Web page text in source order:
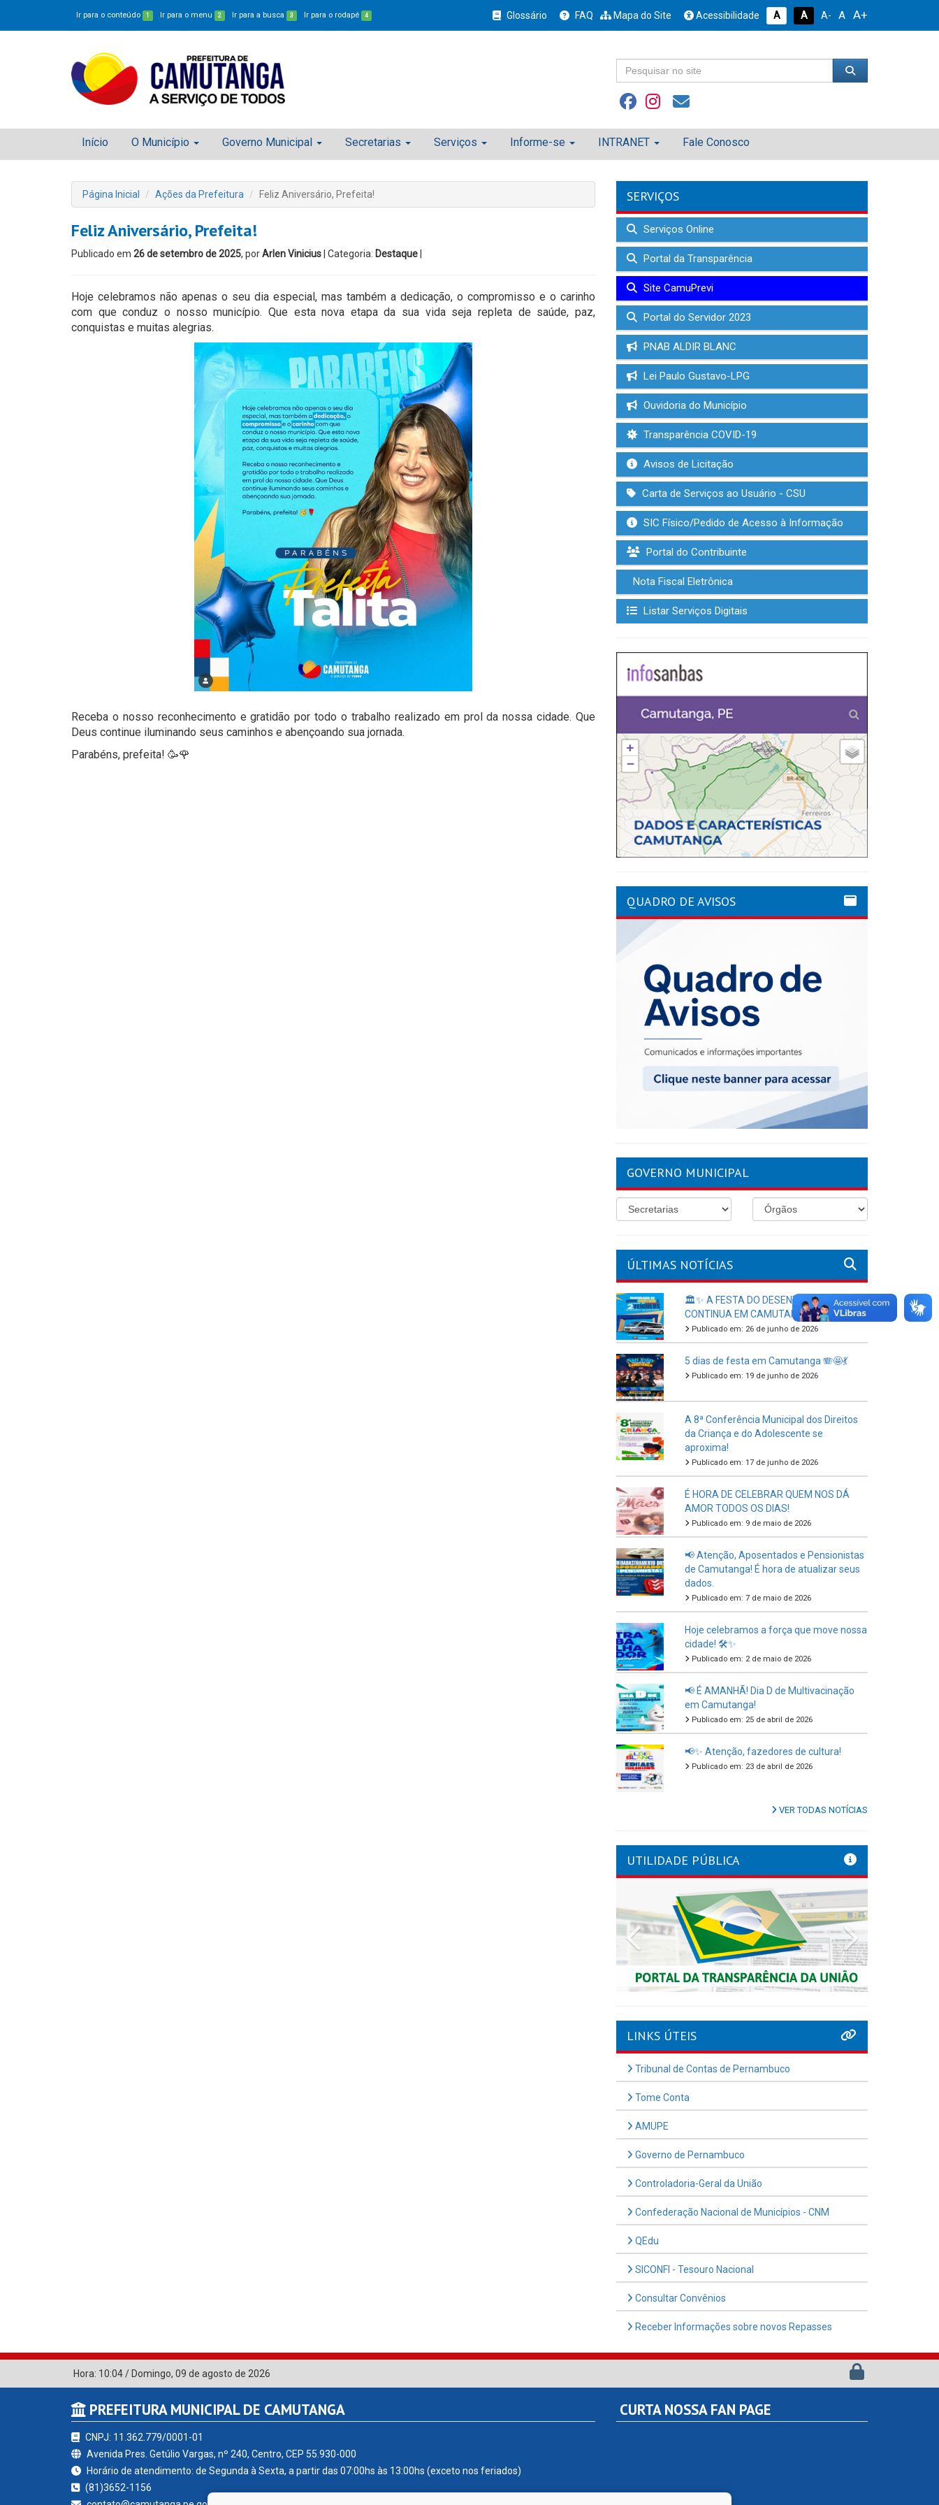
Ir para o conteúdo 1 Ir para o menu 2 Ir para a busca 3 Ir para o rodapé 4 Glossário FAQ Mapa do Site Acessibilidade A A A- A A+
Início O Município Governo Municipal Secretarias Serviços Informe-se INTRANET Fale Conosco
Página Inicial Ações da Prefeitura Feliz Aniversário, Prefeita!
Feliz Aniversário, Prefeita!
Publicado em 26 de setembro de 2025, porArlen Vinicius | Categoria: Destaque
Hoje celebramos não apenas o seu dia especial, mas também a dedicação, o compromisso e o carinho
com que conduz o nosso município. Que esta nova etapa da sua vida seja repleta de saúde, paz,
conquistas e muitas alegrias.
Receba o nosso reconhecimento e gratidão por todo o trabalho realizado em prol da nossa cidade. Que
Deus continue iluminando seus caminhos e abençoando sua jornada.
Parabéns, prefeita! 🥳🌹
SERVIÇOS
Serviços Online
Portal da Transparência
Site CamuPrevi
Portal do Servidor 2023
PNAB ALDIR BLANC
Lei Paulo Gustavo-LPG
Ouvidoria do Município
Transparência COVID-19
Avisos de Licitação
Carta de Serviços ao Usuário - CSU
SIC Físico/Pedido de Acesso à Informação
Portal do Contribuinte
Nota Fiscal Eletrônica
Listar Serviços Digitais
QUADRO DE AVISOS
GOVERNO MUNICIPAL
ÚLTIMAS NOTÍCIAS
🏛️✨ A FESTA DO DESENVOLVIMENTO
CONTINUA EM CAMUTANGA!
Publicado em: 26 de junho de 2026
5 dias de festa em Camutanga 🪗🤩💃
Publicado em: 19 de junho de 2026
A 8ª Conferência Municipal dos Direitos
da Criança e do Adolescente se
aproxima!
Publicado em: 17 de junho de 2026
É HORA DE CELEBRAR QUEM NOS DÁ
AMOR TODOS OS DIAS!
Publicado em: 9 de maio de 2026
📢 Atenção, Aposentados e Pensionistas
de Camutanga! É hora de atualizar seus
dados.
Publicado em: 7 de maio de 2026
Hoje celebramos a força que move nossa
cidade! 🛠️✨
Publicado em: 2 de maio de 2026
📢 É AMANHÃ! Dia D de Multivacinação
em Camutanga!
Publicado em: 25 de abril de 2026
📢✨ Atenção, fazedores de cultura!
Publicado em: 23 de abril de 2026
VER TODAS NOTÍCIAS
UTILIDADE PÚBLICA
Previous
LINKS ÚTEIS
Tribunal de Contas de Pernambuco
Tome Conta
AMUPE
Governo de Pernambuco
Controladoria-Geral da União
Confederação Nacional de Municípios - CNM
QEdu
SICONFI - Tesouro Nacional
Consultar Convênios
Receber Informações sobre novos Repasses
Hora: 10:04/ Domingo, 09 de agosto de 2026
PREFEITURA MUNICIPAL DE CAMUTANGA
CNPJ: 11.362.779/0001-01
Avenida Pres. Getúlio Vargas, nº 240, Centro, CEP 55.930-000
Horário de atendimento: de Segunda à Sexta, a partir das 07:00hs às 13:00hs (exceto nos feriados)
(81)3652-1156
CURTA NOSSA FAN PAGE